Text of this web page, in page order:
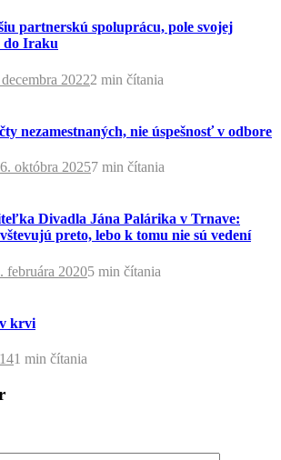
partnerskú spoluprácu, pole svojej
do Iraku
20222 min čítania
nezamestnaných, nie úspešnosť v odbore
októbra 20257 min čítania
Divadla Jána Palárika v Trnave:
preto, lebo k tomu nie sú vedení
februára 20205 min čítania
krvi
1 min čítania